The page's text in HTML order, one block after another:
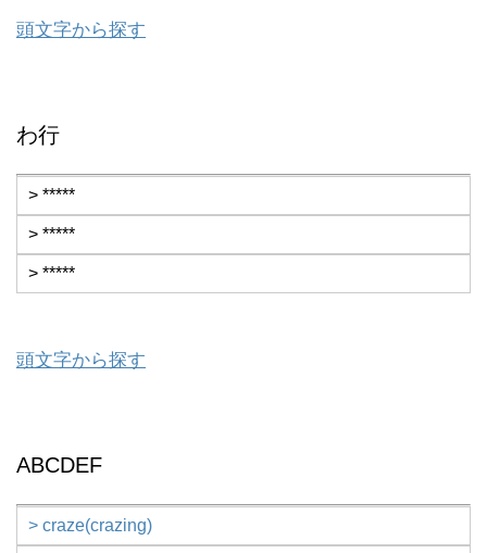
頭文字から探す
わ行
> *****
> *****
> *****
頭文字から探す
ABCDEF
> craze(crazing)